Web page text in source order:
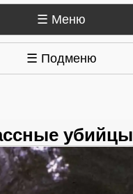
☰ Меню
☰ Подменю
убийцы